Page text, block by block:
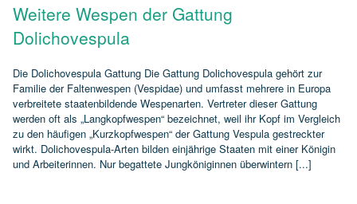
Weitere Wespen der Gattung
Dolichovespula
Die Dolichovespula Gattung Die Gattung Dolichovespula gehört zur
Familie der Faltenwespen (Vespidae) und umfasst mehrere in Europa
verbreitete staatenbildende Wespenarten. Vertreter dieser Gattung
werden oft als „Langkopfwespen“ bezeichnet, weil ihr Kopf im Vergleich
zu den häufigen „Kurzkopfwespen“ der Gattung Vespula gestreckter
wirkt. Dolichovespula‑Arten bilden einjährige Staaten mit einer Königin
und Arbeiterinnen. Nur begattete Jungköniginnen überwintern [...]